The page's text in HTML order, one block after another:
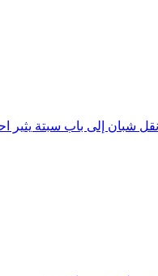
شبان إلى باب سبتة يثير